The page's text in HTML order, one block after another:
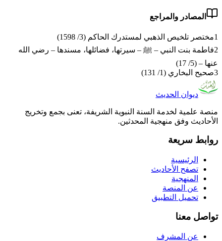
المصادر والمراجع
1مختصر تلخيص الذهبي لمستدرك الحاكم (3/ 1598)
2فاطمة بنت النبي – ﷺ – سيرتها، فضائلها، مسندها – رضي الله
عنها – (5/ 17)
3صحيح البخاري (1/ 131)
ديوان الحديث
منصة علمية لخدمة السنة النبوية الشريفة، تعنى بجمع وتخريج
الأحاديث وفق منهجية المحدثين.
روابط سريعة
الرئيسية
تصفح الأحاديث
المنهجية
عن المنصة
تحميل التطبيق
تواصل معنا
عن المشرف